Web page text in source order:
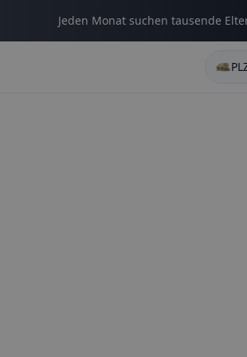
Jeden Monat suchen tausende